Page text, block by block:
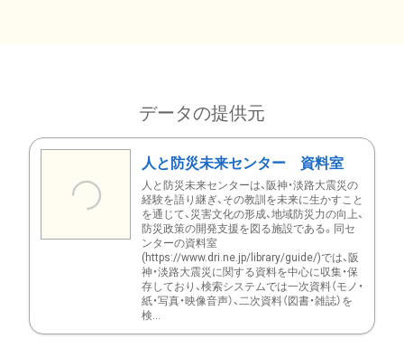
データの提供元
人と防災未来センター 資料室
人と防災未来センターは、阪神・淡路大震災の
経験を語り継ぎ、その教訓を未来に生かすこと
を通じて、災害文化の形成、地域防災力の向上、
防災政策の開発支援を図る施設である。同セ
ンターの資料室
(https://www.dri.ne.jp/library/guide/)では、阪
神・淡路大震災に関する資料を中心に収集・保
存しており、検索システムでは一次資料（モノ・
紙・写真・映像音声）、二次資料（図書・雑誌）を
検...